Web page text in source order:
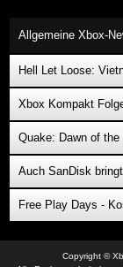
Allgemeine Xbox-
Hell Let Loose:
Xbox Kompakt
Quake: Dawn of
Auch SanDisk
Free Play Days -
Copyright ©